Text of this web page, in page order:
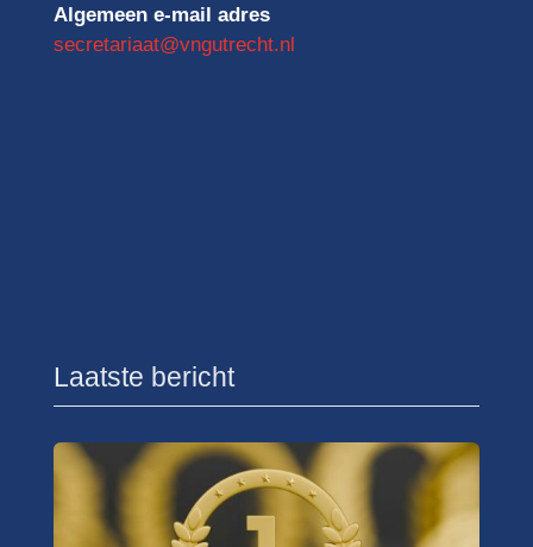
Algemeen e-mail adres
secretariaat@vngutrecht.nl
Laatste bericht